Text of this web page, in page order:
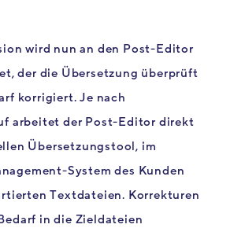
wird nun an den Post-Editor
der die Übersetzung überprüft
korrigiert. Je nach
arbeitet der Post-Editor direkt
Übersetzungstool, im
System des Kunden
Textdateien. Korrekturen
in die Zieldateien